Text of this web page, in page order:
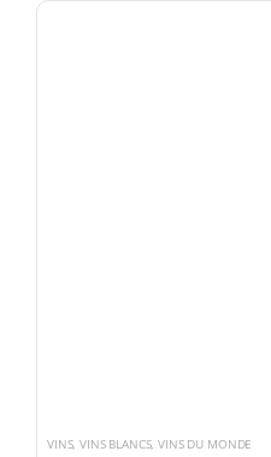
VINS,VINS BLANCS,VINS DU MONDE